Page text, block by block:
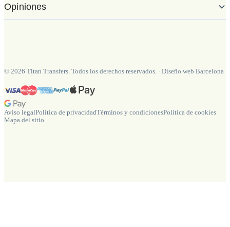
Opiniones
© 2026 Titan Transfers. Todos los derechos reservados. · Diseño web Barcelona
Aviso legalPolítica de privacidadTérminos y condicionesPolítica de cookies
Mapa del sitio